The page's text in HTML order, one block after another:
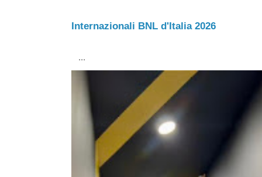
Internazionali BNL d'Italia 2026
...